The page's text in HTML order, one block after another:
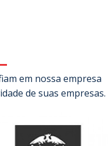
em nossa empresa
de suas empresas.